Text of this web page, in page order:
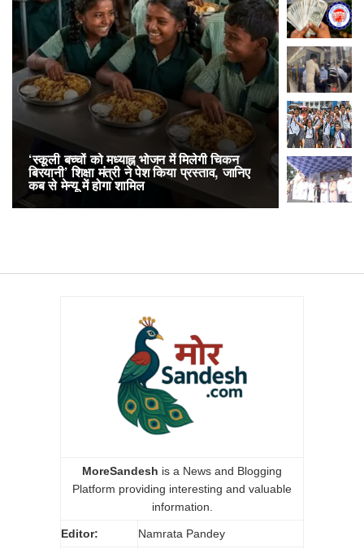
‘स्कूली बच्चों को मध्याह्न भोजन में मिलेगी चिकन
बिरयानी’ शिक्षा मंत्री ने पेश किया प्रस्ताव, जानिए
कब से मेन्यू में होगा शामिल
RailOne
लोकप्रिय,
अनारक्षित
MoreSandesh is a News and Blogging
Platform providing interesting and valuable
information.
Editor: Namrata Pandey